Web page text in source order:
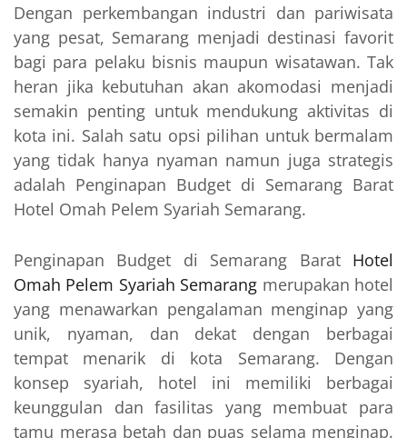
Dengan perkembangan industri dan pariwisata
yang pesat, Semarang menjadi destinasi favorit
bagi para pelaku bisnis maupun wisatawan. Tak
heran jika kebutuhan akan akomodasi menjadi
semakin penting untuk mendukung aktivitas di
kota ini. Salah satu opsi pilihan untuk bermalam
yang tidak hanya nyaman namun juga strategis
adalah Penginapan Budget di Semarang Barat
Hotel Omah Pelem Syariah Semarang.
Penginapan Budget di Semarang Barat Hotel
Omah Pelem Syariah Semarang merupakan hotel
yang menawarkan pengalaman menginap yang
unik, nyaman, dan dekat dengan berbagai
tempat menarik di kota Semarang. Dengan
konsep syariah, hotel ini memiliki berbagai
keunggulan dan fasilitas yang membuat para
tamu merasa betah dan puas selama menginap.